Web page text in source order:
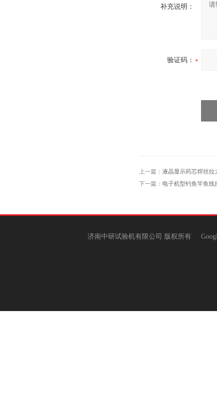
补充说明：
验证码：
上一篇： 液晶显示药芯焊丝拉
下一篇： 电子机型钓鱼竿鱼线
济南中研试验机有限公司 版权所有